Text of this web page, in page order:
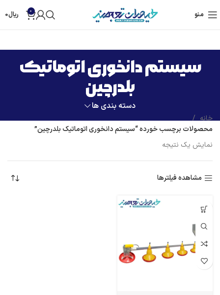
منو 0 ریال0
سیستم دانخوری اتوماتیک
بلدرچین
دسته بندی ها
خانه
محصولات برچسب خورده “سیستم دانخوری اتوماتیک بلدرچین”
نمایش یک نتیجه
مشاهده فیلترها